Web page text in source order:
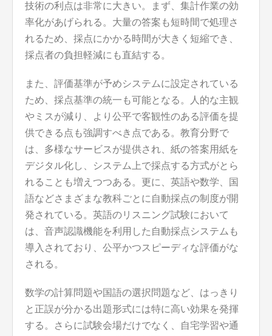
技術の利点は非常に大きい。まず、集計作業の効
率化があげられる。大量の答案も短時間で処理さ
れるため、採点にかかる時間が大きく短縮でき、
採点者の負担軽減にも直結する。
また、評価基準が予めシステムに設定されている
ため、採点基準の統一も可能となる。人的な主観
やミスが減り、より公平で客観性のある評価を提
供できる点も強調すべき点である。教育分野で
は、多様なサービスが提供され、紙の答案用紙を
デジタル化し、システム上で採点する方式がとら
れることも増えつつある。更に、英語や数学、国
語などさまざまな教科ごとに自動採点の制度が開
発されている。英語のリスニング試験において
は、音声認識機能を利用した自動採点システムも
導入されており、公平かつスピーディな評価がな
される。
数学の計算問題や国語の選択問題など、はっきり
と正誤が分かる出題形式には特に高い効果を発揮
する。さらに試験会場だけでなく、自宅学習や通